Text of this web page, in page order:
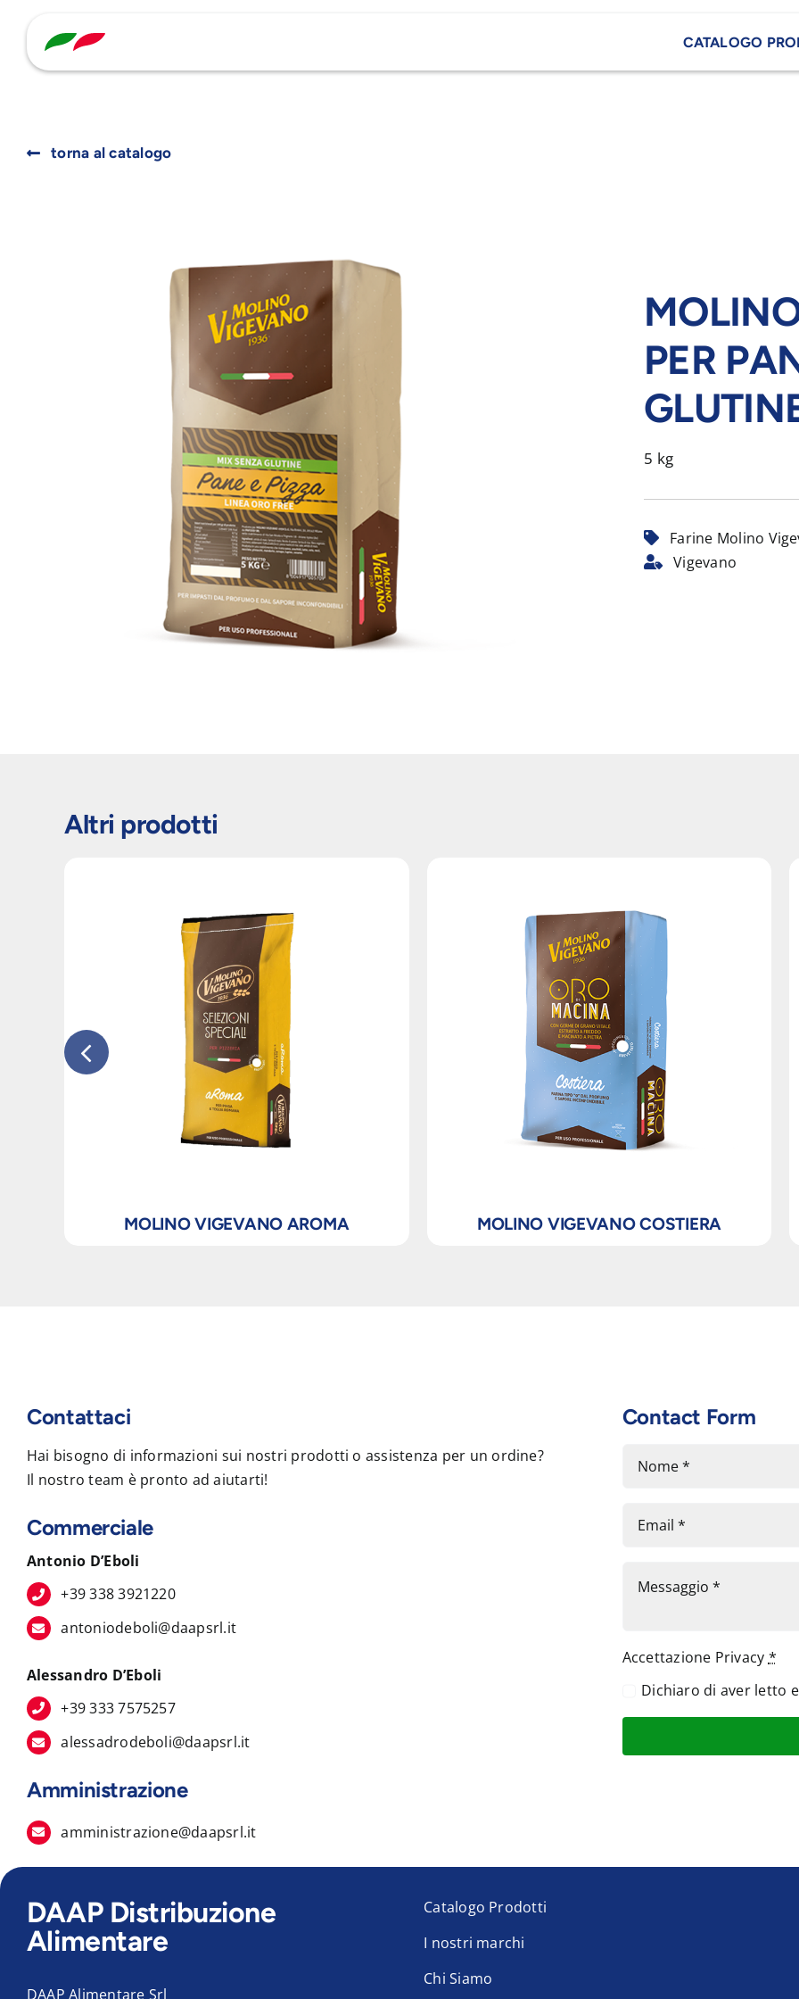
content
CATALOGO
torna al catalogo
PER
5 kg
Farine Molino
Vigevano
Altri prodotti
MOLINO VIGEVANO AROMA MOLINO VIGEVANO COSTIERA
Contattaci
Hai bisogno di informazioni sui nostri prodotti o assistenza per un ordine?
Il nostro team è pronto ad aiutarti!
Commerciale
Antonio D’Eboli
+39 338 3921220
antoniodeboli@daapsrl.it
Alessandro D’Eboli
+39 333 7575257
alessadrodeboli@daapsrl.it
Amministrazione
amministrazione@daapsrl.it
Contact Form
Accettazione Privacy *
Dichiaro di aver letto
DAAP Distribuzione
Alimentare
DAAP Alimentare Srl
Catalogo Prodotti
I nostri marchi
Chi Siamo